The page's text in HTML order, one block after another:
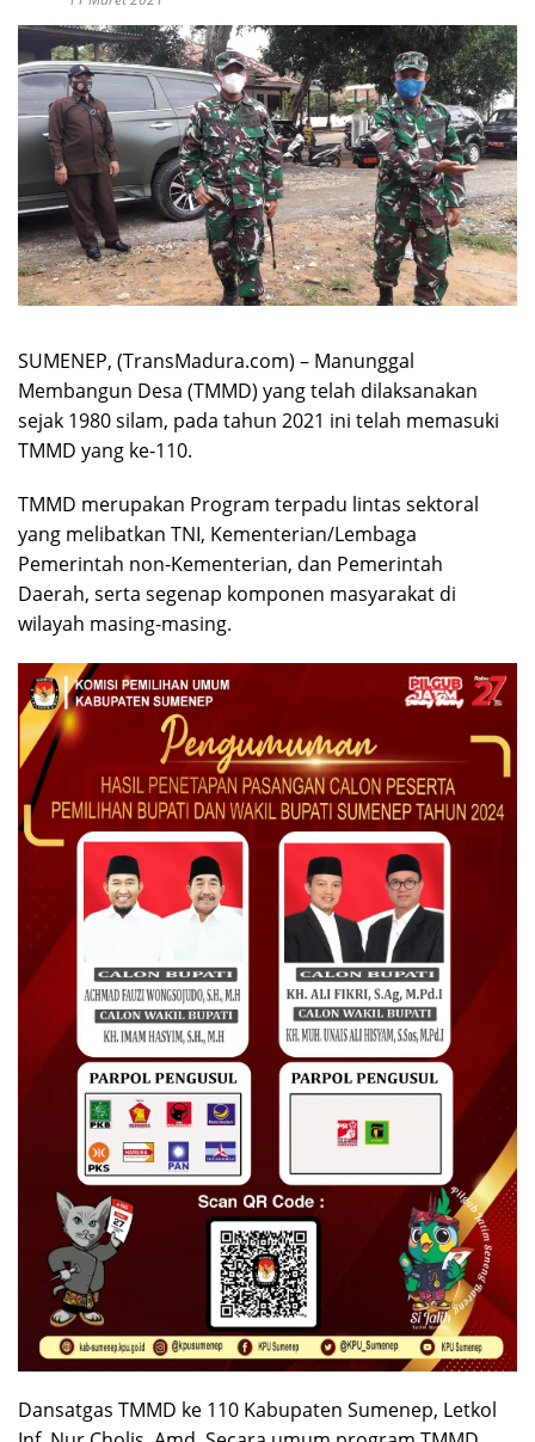
SUMENEP, (TransMadura.com) – Manunggal
Membangun Desa (TMMD) yang telah dilaksanakan
sejak 1980 silam, pada tahun 2021 ini telah memasuki
TMMD yang ke-110.
TMMD merupakan Program terpadu lintas sektoral
yang melibatkan TNI, Kementerian/Lembaga
Pemerintah non-Kementerian, dan Pemerintah
Daerah, serta segenap komponen masyarakat di
wilayah masing-masing.
Dansatgas TMMD ke 110 Kabupaten Sumenep, Letkol